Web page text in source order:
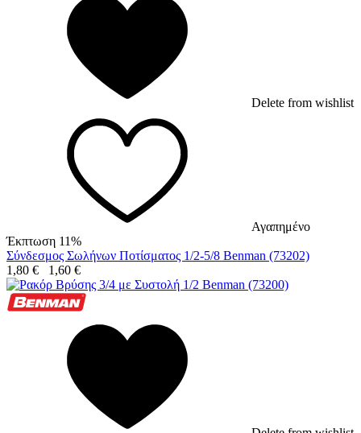
Delete from wishlist
Αγαπημένο
Έκπτωση 11%
Σύνδεσμος Σωλήνων Ποτίσματος 1/2-5/8 Benman (73202)
1,80 € 1,60 €